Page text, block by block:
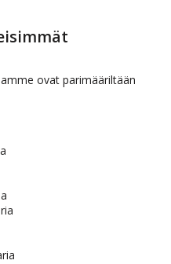
ovat parimääriltään